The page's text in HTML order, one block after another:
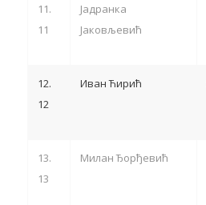
11.
11
Јадранка
Јаковљевић
12.
12
Иван Ћирић
13.
13
Милан Ђорђевић